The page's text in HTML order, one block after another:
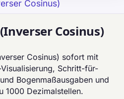
Cosinus)
Cosinus)
Cosinus) sofort mit
Schritt-für-
Bogenmaßausgaben und
1000 Dezimalstellen.